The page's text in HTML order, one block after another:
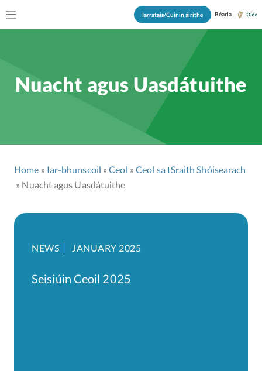
Iarratais/Cuir in áirithe Béarla
Nuacht agus Uasdátuithe
Home Iar-bhunscoil Ceol
Ceol sa tSraith Shóisearach
Nuacht agus Uasdátuithe
NEWS JANUARY 2025
Seisiúin Ceoil 2025